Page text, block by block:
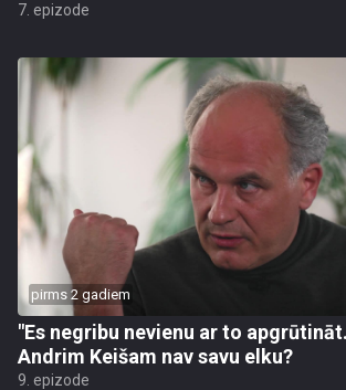
7. epizode
pirms 2 gadiem
"Es negribu nevienu ar to
Andrim Keišam nav savu elku?
9. epizode